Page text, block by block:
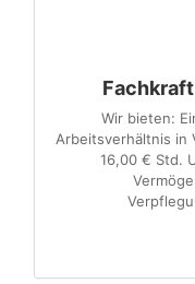
Wir bieten:
Arbeitsverhältnis in
16,00 € Std.